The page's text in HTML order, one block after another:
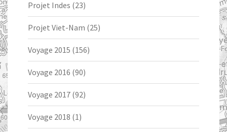
Projet Indes (23)
Projet Viet-Nam (25)
Voyage 2015 (156)
Voyage 2016 (90)
Voyage 2017 (92)
Voyage 2018 (1)